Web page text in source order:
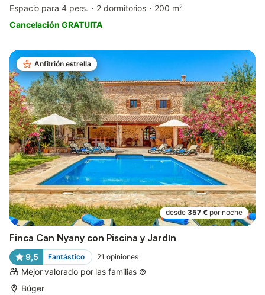
Espacio para 4 pers.
2 dormitorios
200 m²
Cancelación GRATUITA
Anfitrión estrella
desde 357 € por noche
Finca Can Nyany con Piscina y Jardín
9,5 Fantástico 21 opiniones
Mejor valorado por las familias
Búger